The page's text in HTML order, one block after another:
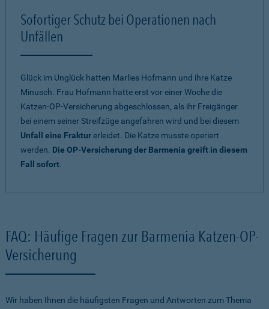
Sofortiger Schutz bei Operationen nach
Unfällen
Glück im Unglück hatten Marlies Hofmann und ihre Katze
Minusch. Frau Hofmann hatte erst vor einer Woche die
Katzen-OP-Versicherung abgeschlossen, als ihr Freigänger
bei einem seiner Streifzüge angefahren wird und bei diesem
Unfall eine Frakturerleidet. Die Katze musste operiert
werden. Die OP-Versicherung der Barmenia greift in diesem
Fall sofort.
FAQ: Häufige Fragen zur Barmenia Katzen-OP-
Versicherung
Wir haben Ihnen die häufigsten Fragen und Antworten zum Thema